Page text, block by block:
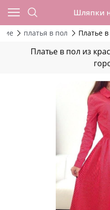
Шляпки
платья в пол Платье
Платье в пол из